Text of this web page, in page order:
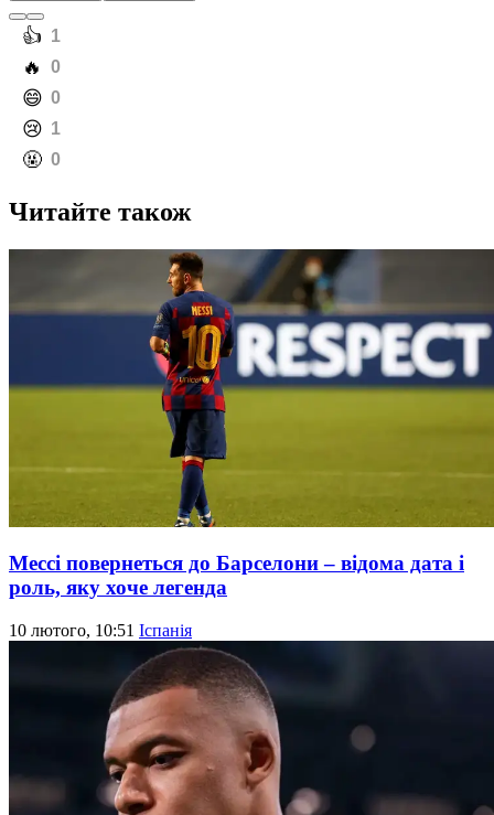
️👍 1
️🔥 0
️😄 0
️😢 1
️🤬 0
Читайте також
Мессі повернеться до Барселони – відома дата і
роль, яку хоче легенда
10 лютого, 10:51 Іспанія